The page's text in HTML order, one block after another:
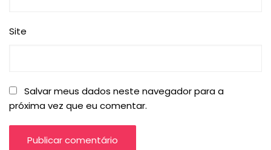
Site
Salvar meus dados neste navegador para a
próxima vez que eu comentar.